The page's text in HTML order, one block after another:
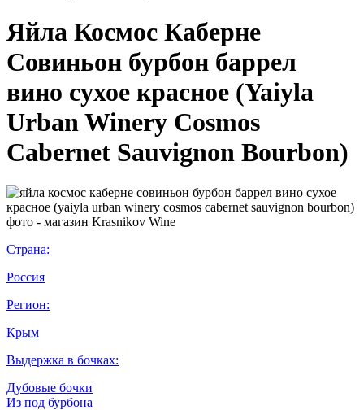
Яйла Космос Каберне
Совиньон бурбон баррел
вино сухое красное (Yaiyla
Urban Winery Cosmos
Cabernet Sauvignon Bourbon)
Страна:
Россия
Регион:
Крым
Выдержка в бочках:
Дубовые бочки
Из под бурбона